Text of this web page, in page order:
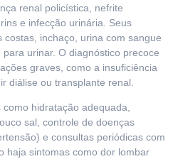
renal policística, nefrite
e infecção urinária. Seus
inchaço, urina com sangue
urinar. O diagnóstico precoce
graves, como a insuficiência
diálise ou transplante renal.
hidratação adequada,
sal, controle de doenças
e consultas periódicas com
haja sintomas como dor lombar